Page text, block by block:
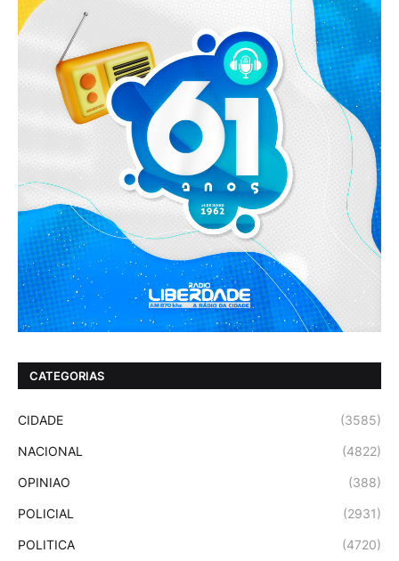
CATEGORIAS
CIDADE (3585)
NACIONAL (4822)
OPINIAO (388)
POLICIAL (2931)
POLITICA (4720)